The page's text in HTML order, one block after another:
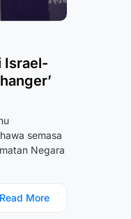
Israel-
semasa
Negara
Read More